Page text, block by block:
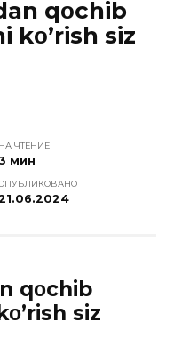
qοchib
kο’rish siz
НА ЧТЕНИЕ
мин
qοchib
siz